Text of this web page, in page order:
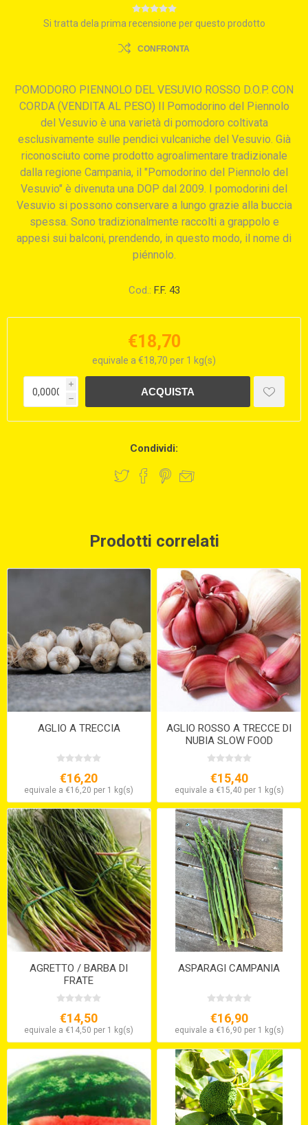
Si tratta dela prima recensione per questo prodotto
CONFRONTA
POMODORO PIENNOLO DEL VESUVIO ROSSO D.O.P. CON
CORDA (VENDITA AL PESO) Il Pomodorino del Piennolo
del Vesuvio è una varietà di pomodoro coltivata
esclusivamente sulle pendici vulcaniche del Vesuvio. Già
riconosciuto come prodotto agroalimentare tradizionale
dalla regione Campania, il "Pomodorino del Piennolo del
Vesuvio" è divenuta una DOP dal 2009. I pomodorini del
Vesuvio si possono conservare a lungo grazie alla buccia
spessa. Sono tradizionalmente raccolti a grappolo e
appesi sui balconi, prendendo, in questo modo, il nome di
piénnolo.
Cod.: F.F. 43
€18,70
equivale a €18,70 per 1 kg(s)
i
h
Condividi:
Prodotti correlati
AGLIO A TRECCIA
€16,20
equivale a €16,20 per 1 kg(s)
AGLIO ROSSO A TRECCE DI
NUBIA SLOW FOOD
€15,40
equivale a €15,40 per 1 kg(s)
AGRETTO / BARBA DI
FRATE
€14,50
equivale a €14,50 per 1 kg(s)
ASPARAGI CAMPANIA
€16,90
equivale a €16,90 per 1 kg(s)